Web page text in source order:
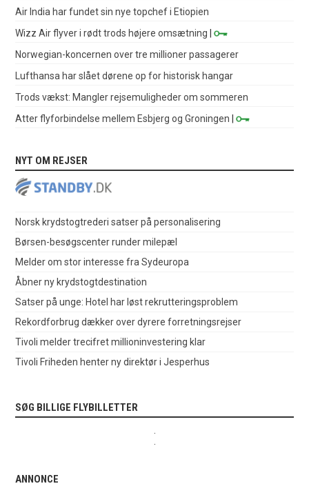
Air India har fundet sin nye topchef i Etiopien
Wizz Air flyver i rødt trods højere omsætning |
Norwegian-koncernen over tre millioner passagerer
Lufthansa har slået dørene op for historisk hangar
Trods vækst: Mangler rejsemuligheder om sommeren
Atter flyforbindelse mellem Esbjerg og Groningen |
NYT OM REJSER
Norsk krydstogtrederi satser på personalisering
Børsen-besøgscenter runder milepæl
Melder om stor interesse fra Sydeuropa
Åbner ny krydstogtdestination
Satser på unge: Hotel har løst rekrutteringsproblem
Rekordforbrug dækker over dyrere forretningsrejser
Tivoli melder trecifret millioninvestering klar
Tivoli Friheden henter ny direktør i Jesperhus
SØG BILLIGE FLYBILLETTER
ANNONCE